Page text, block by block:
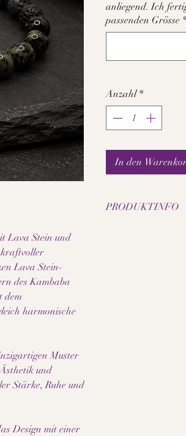
Lava Stein und
Lava Stein-
des Kambaba
dem
harmonische
Muster
und
Stärke, Ruhe und
Design mit einer
anliegend. Ich
passenden Grösse *
Anzahl *
In den
PRODUKTINFO